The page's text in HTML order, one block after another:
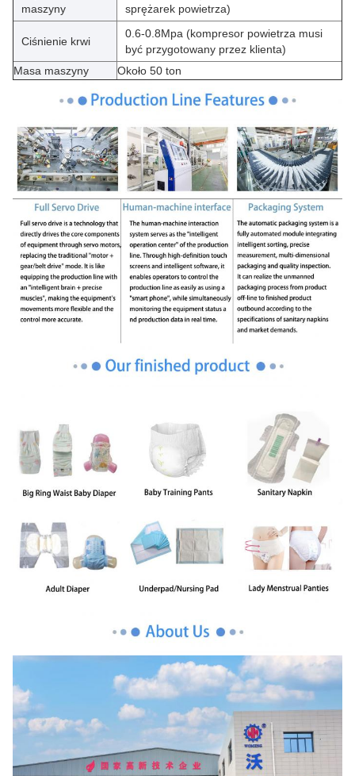
maszyny
sprężarek powietrza)
Ciśnienie krwi
0.6-0.8Mpa (kompresor powietrza musi
być przygotowany przez klienta)
Masa maszyny
Około 50 ton